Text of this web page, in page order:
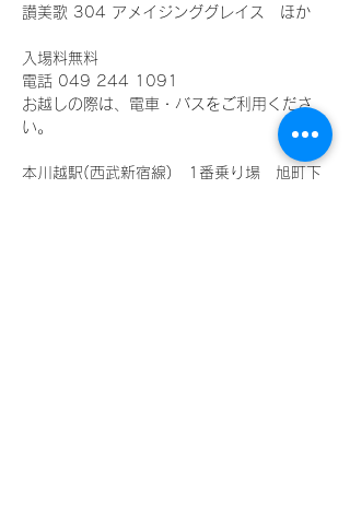
讃美歌 304 アメイジンググレイス　ほか
入場料無料
電話 049 244 1091
お越しの際は、電車・バスをご利用くださ
い。
本川越駅(西武新宿線)　1番乗り場　旭町下